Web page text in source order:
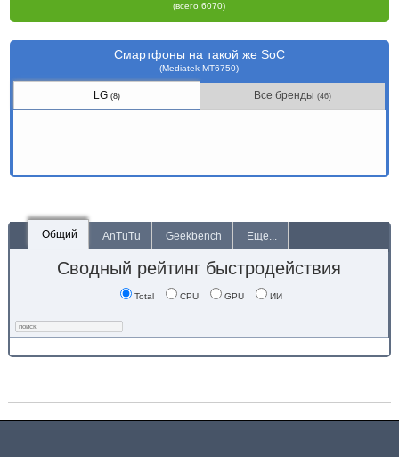
(всего 6070)
Смартфоны на такой же SoC
(Mediatek MT6750)
LG(8) Все бренды(46)
Общий AnTuTu Geekbench Еще...
Сводный рейтинг быстродействия
Total CPU GPU ИИ